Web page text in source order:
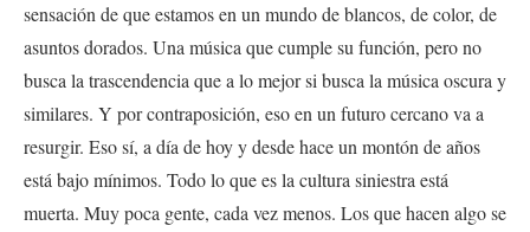
sensación de que estamos en un mundo de blancos, de color, de
asuntos dorados. Una música que cumple su función, pero no
busca la trascendencia que a lo mejor si busca la música oscura y
similares. Y por contraposición, eso en un futuro cercano va a
resurgir. Eso sí, a día de hoy y desde hace un montón de años
está bajo mínimos. Todo lo que es la cultura siniestra está
muerta. Muy poca gente, cada vez menos. Los que hacen algo se